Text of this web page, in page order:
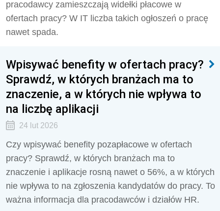
pracodawcy zamieszczają widełki płacowe w
ofertach pracy? W IT liczba takich ogłoszeń o pracę
nawet spada.
Wpisywać benefity w ofertach pracy?
Sprawdź, w których branżach ma to
znaczenie, a w których nie wpływa to
na liczbę aplikacji
24 lut 2026
Czy wpisywać benefity pozapłacowe w ofertach
pracy? Sprawdź, w których branżach ma to
znaczenie i aplikacje rosną nawet o 56%, a w których
nie wpływa to na zgłoszenia kandydatów do pracy. To
ważna informacja dla pracodawców i działów HR.